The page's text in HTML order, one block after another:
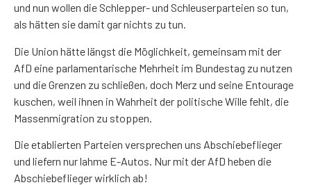
und nun wollen die Schlepper- und Schleuserparteien so tun,
als hätten sie damit gar nichts zu tun.
Die Union hätte längst die Möglichkeit, gemeinsam mit der
AfD eine parlamentarische Mehrheit im Bundestag zu nutzen
und die Grenzen zu schließen, doch Merz und seine Entourage
kuschen, weil ihnen in Wahrheit der politische Wille fehlt, die
Massenmigration zu stoppen.
Die etablierten Parteien versprechen uns Abschiebeflieger
und liefern nur lahme E-Autos. Nur mit der AfD heben die
Abschiebeflieger wirklich ab!